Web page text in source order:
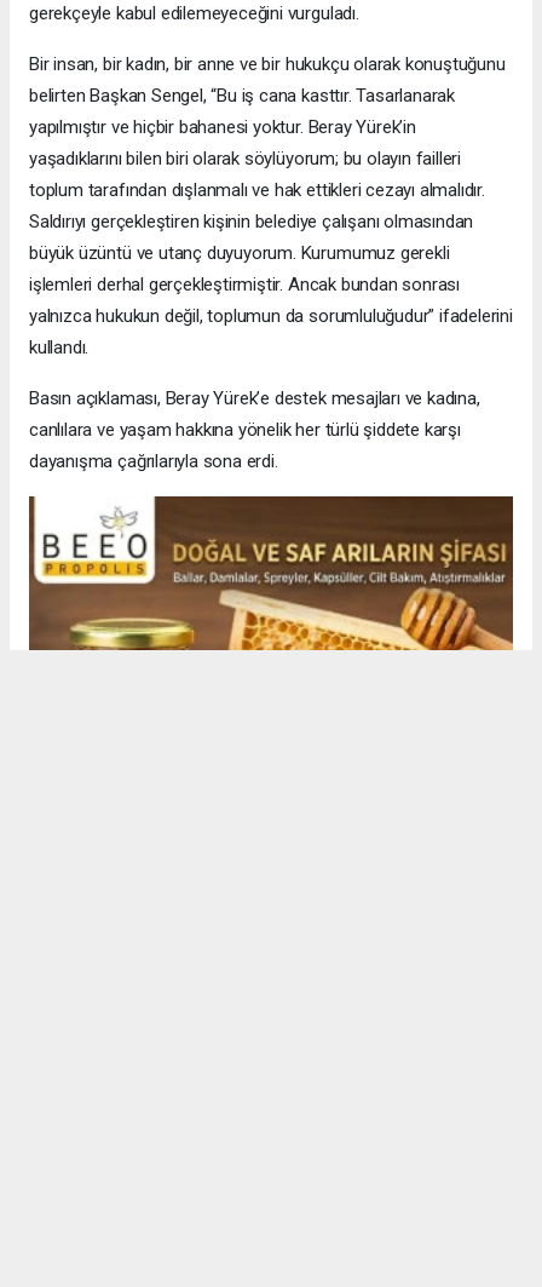
gerekçeyle kabul edilemeyeceğini vurguladı.
Bir insan, bir kadın, bir anne ve bir hukukçu olarak konuştuğunu
belirten Başkan Sengel, “Bu iş cana kasttır. Tasarlanarak
yapılmıştır ve hiçbir bahanesi yoktur. Beray Yürek’in
yaşadıklarını bilen biri olarak söylüyorum; bu olayın failleri
toplum tarafından dışlanmalı ve hak ettikleri cezayı almalıdır.
Saldırıyı gerçekleştiren kişinin belediye çalışanı olmasından
büyük üzüntü ve utanç duyuyorum. Kurumumuz gerekli
işlemleri derhal gerçekleştirmiştir. Ancak bundan sonrası
yalnızca hukukun değil, toplumun da sorumluluğudur” ifadelerini
kullandı.
Basın açıklaması, Beray Yürek’e destek mesajları ve kadına,
canlılara ve yaşam hakkına yönelik her türlü şiddete karşı
dayanışma çağrılarıyla sona erdi.